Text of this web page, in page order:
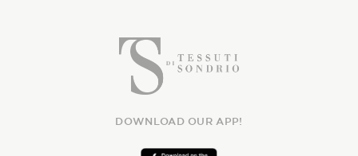
DOWNLOAD OUR APP!